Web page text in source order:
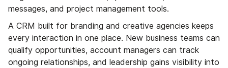
messages, and project management tools.
A CRM built for branding and creative agencies keeps
every interaction in one place. New business teams can
qualify opportunities, account managers can track
ongoing relationships, and leadership gains visibility into